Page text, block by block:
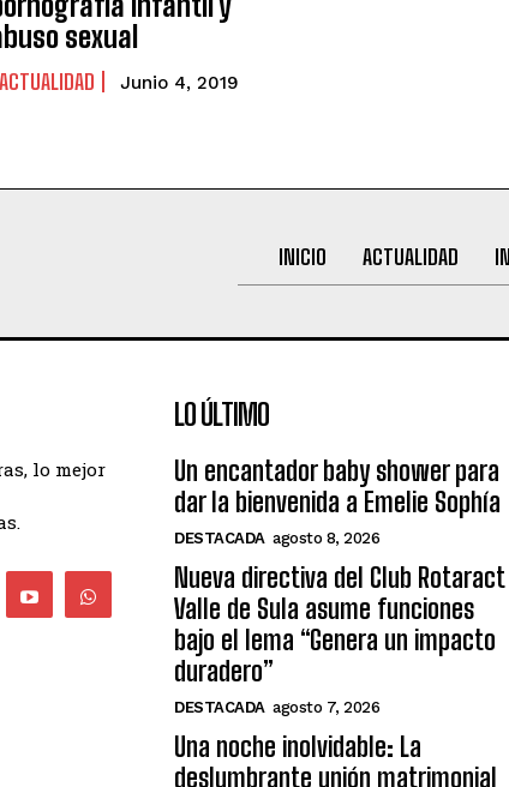
sexual
ACTUALIDAD Junio 4, 2019
INICIO ACTUALIDAD
lo mejor
LO ÚLTIMO
Un encantador baby shower para
dar la bienvenida a Emelie Sophía
DESTACADA agosto 8, 2026
Nueva directiva del Club Rotaract
Valle de Sula asume funciones
bajo el lema “Genera un impacto
duradero”
DESTACADA agosto 7, 2026
Una noche inolvidable: La
deslumbrante unión matrimonial